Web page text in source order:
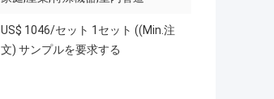
US$ 1046/セット 1セット ((Min.注
文) サンプルを要求する